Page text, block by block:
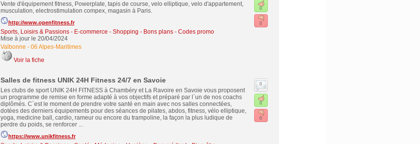
Vente d'équipement fitness, Powerplate, tapis de course, velo elliptique, velo d'appartement,
musculation, electrostimulation compex, magasin à Paris.
http://www.openfitness.fr
Sports, Loisirs & Passions- E-commerce - Shopping - Bons plans - Codes promo
Mise à jour le 20/04/2024
Valbonne - 06 Alpes-Maritimes
Voir la fiche
0
0
Salles de fitness UNIK 24H Fitness 24/7 en Savoie
Les clubs de sport UNIK 24H FITNESS à Chambéry et La Ravoire en Savoie vous proposent
un programme de remise en forme adapté à vos objectifs et préparé par l´un de nos coachs
diplômés. C´est le moment de prendre votre santé en main avec nos salles connectées,
dotées des derniers équipements pour des séances de pilates, abdos, fitness, vélo elliptique,
yoga, medicine ball, cardio, rameur ou encore du trampoline, la façon la plus ludique de
perdre du poids, se renforcer ...
https://www.unikfitness.fr
0
0
0